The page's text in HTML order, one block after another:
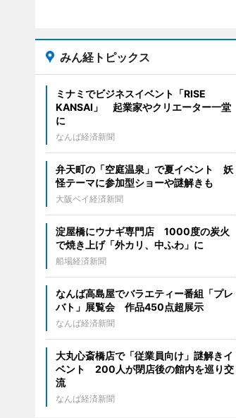
みん経トピックス
ミナミでビジネスイベント「RISE
KANSAI」 起業家やクリエーター一堂
に
なんば経済新聞
弁天町の「空庭温泉」で夏イベント 妖
怪テーマに参加型ショーや謎解きも
大阪ベイ経済新聞
淀屋橋にウナギ専門店 1000度の炭火
で焼き上げ「外カリ、中ふわ」に
船場経済新聞
なんば高島屋でバラエティー番組「プレ
バト」展覧会 作品450点超展示
なんば経済新聞
大丸心斎橋店で「従業員向け」謎解きイ
ベント 200人が閉店後の館内を巡り交
流
なんば経済新聞